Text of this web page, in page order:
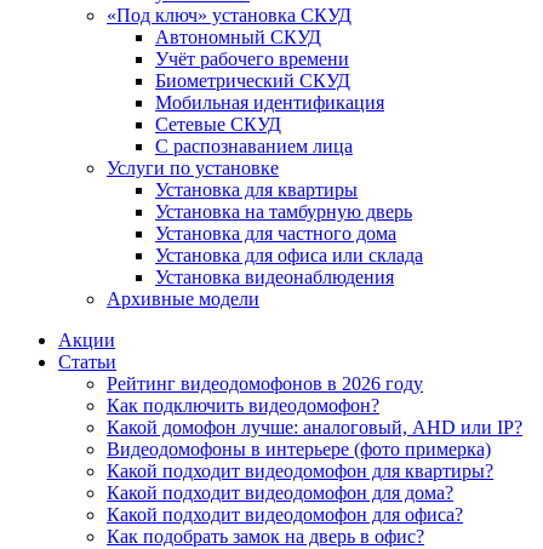
«Под ключ» установка СКУД
Автономный СКУД
Учёт рабочего времени
Биометрический СКУД
Мобильная идентификация
Сетевые СКУД
С распознаванием лица
Услуги по установке
Установка для квартиры
Установка на тамбурную дверь
Установка для частного дома
Установка для офиса или склада
Установка видеонаблюдения
Архивные модели
Акции
Статьи
Рейтинг видеодомофонов в 2026 году
Как подключить видеодомофон?
Какой домофон лучше: аналоговый, AHD или IP?
Видеодомофоны в интерьере (фото примерка)
Какой подходит видеодомофон для квартиры?
Какой подходит видеодомофон для дома?
Какой подходит видеодомофон для офиса?
Как подобрать замок на дверь в офис?